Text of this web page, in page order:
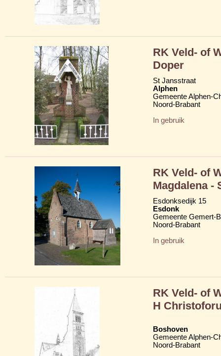
RK Veld- of
Doper
St Jansstraat
Alphen
Gemeente Alphen-
Noord-Brabant
In gebruik
RK Veld- of
Magdalena -
Esdonksedijk 15
Esdonk
Gemeente Gemert-
Noord-Brabant
In gebruik
RK Veld- of
H
Boshoven
Gemeente Alphen-
Noord-Brabant